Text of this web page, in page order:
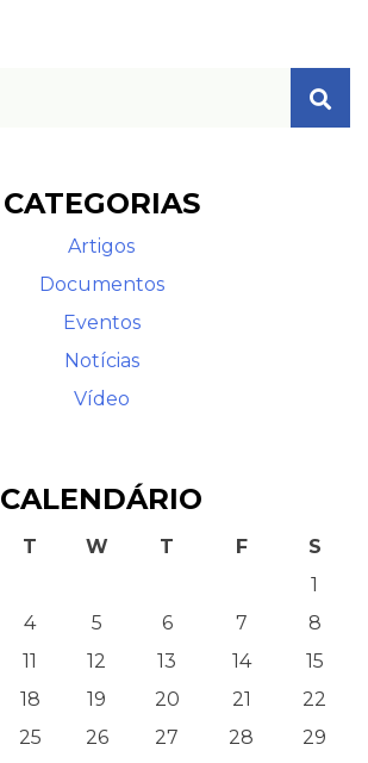
CATEGORIAS
Artigos
Documentos
Eventos
Notícias
Vídeo
CALENDÁRIO
T W T F
S
1
4 5 6 7
8
11 12 13 14
15
18 19 20 21
22
25 26 27 28
29